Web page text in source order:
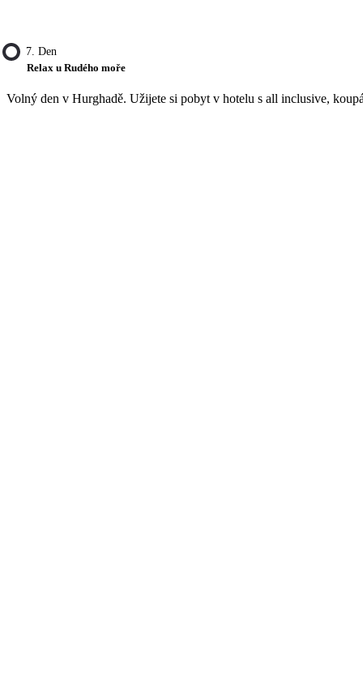
7. Den
Relax u Rudého moře
Volný den v Hurghadě. Užijete si pobyt v hotelu s all inclusive,